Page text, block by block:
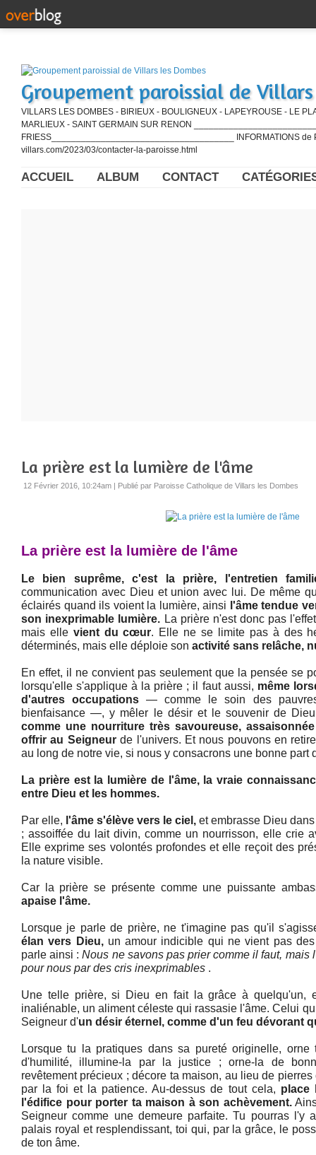
Groupement paroissial de
VILLARS LES DOMBES - BIRIEUX - BOULIGNEUX - LAPEYROUSE - LE
MARLIEUX - SAINT GERMAIN SUR RENON
FRIESS_____________________________________ INFORMATIONS de
villars.com/2023/03/contacter-la-paroisse.html
ACCUEIL ALBUM CONTACT
La prière est la lumière de l'âme
12 Février 2016, 10:24am | Publié par Paroisse Catholique de Villars les Dombes
La prière est la lumière de l'âme
Le bien suprême, c'est la prière, l'entretien
communication avec Dieu et union avec lui. De même
éclairés quand ils voient la lumière, ainsi l'âme tendue
son inexprimable lumière. La prière n'est donc pas
mais elle vient du cœur. Elle ne se limite pas à des
déterminés, mais elle déploie son activité sans relâche,
En effet, il ne convient pas seulement que la pensée se
lorsqu'elle s'applique à la prière ; il faut aussi, même
d'autres occupations — comme le soin des
bienfaisance —, y mêler le désir et le souvenir de
comme une nourriture très savoureuse,
offrir au Seigneurde l'univers. Et nous pouvons en
au long de notre vie, si nous y consacrons une bonne part
La prière est la lumière de l'âme, la vraie
entre Dieu et les hommes.
Par elle, l'âme s'élève vers le ciel, et embrasse Dieu
; assoiffée du lait divin, comme un nourrisson, elle crie
Elle exprime ses volontés profondes et elle reçoit des
la nature visible.
Car la prière se présente comme une puissante
apaise l'âme.
Lorsque je parle de prière, ne t'imagine pas qu'il
élan vers Dieu,un amour indicible qui ne vient pas
parle ainsi :Nous ne savons pas prier comme il faut, mais
pour nous par des cris inexprimables .
Une telle prière, si Dieu en fait la grâce à quelqu'un,
inaliénable, un aliment céleste qui rassasie l'âme. Celui
Seigneur d'un désir éternel, comme d'un feu dévorant
Lorsque tu la pratiques dans sa pureté originelle,
d'humilité, illumine-la par la justice ; orne-la de
revêtement précieux ; décore ta maison, au lieu de
par la foi et la patience. Au-dessus de tout cela, place
l'édifice pour porter ta maison à son achèvement.
Seigneur comme une demeure parfaite. Tu pourras l'y
palais royal et resplendissant, toi qui, par la grâce, le
de ton âme.